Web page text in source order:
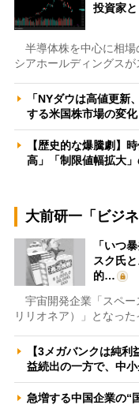
投資家
半導体株を中心に相場
シアホールディングス
「NYダウは高値更
する米国株市場の変
【歴史的な爆騰劇】
高」「制限値幅拡大
大前研一「ビジ
「いつ
スク氏
的…
宇宙開発企業「スペー
リリオネア）」となっ
【3メガバンクは純
益続出の一方で、中
急増する中国企業の“